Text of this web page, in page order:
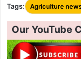
Tags: Agriculture
Our YouTube